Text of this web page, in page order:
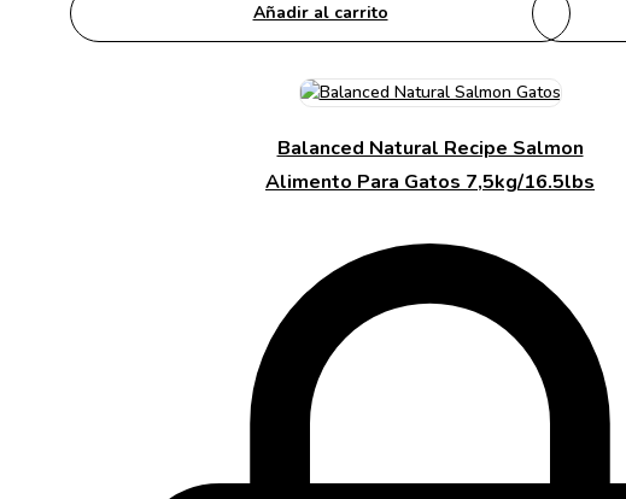
Añadir al carrito
Balanced Natural Recipe Salmon
Alimento Para Gatos 7,5kg/16.5lbs